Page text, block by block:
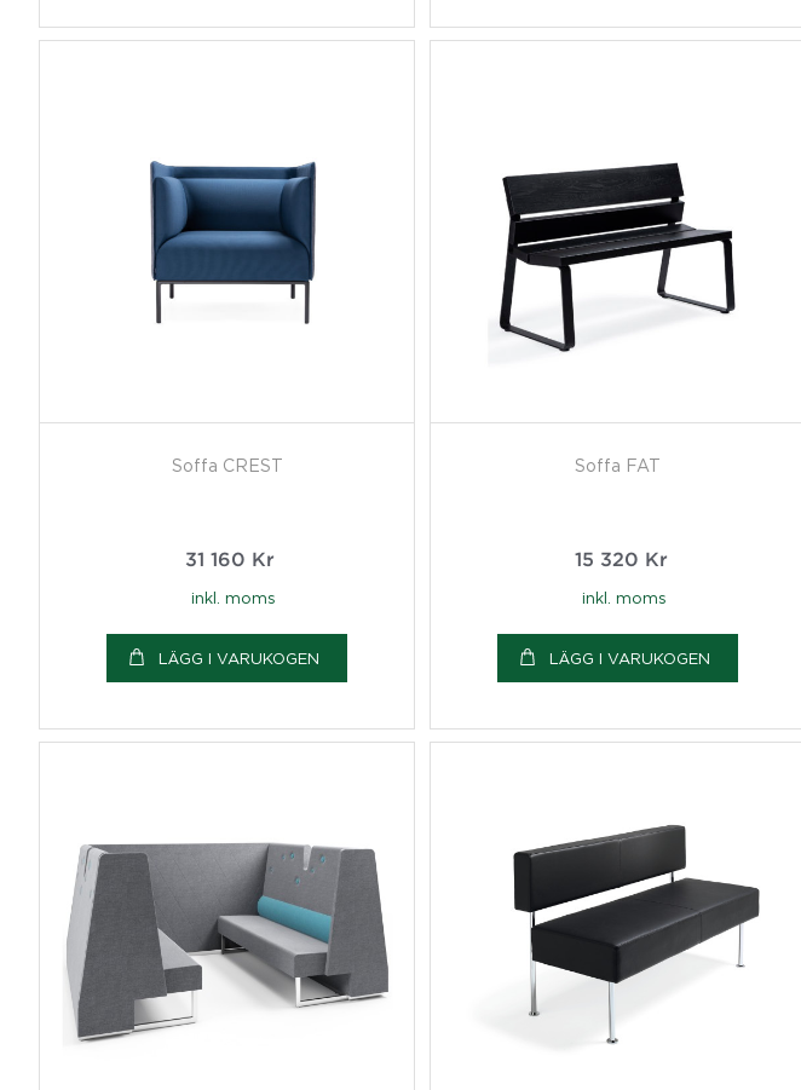
Soffa CREST
31 160 Kr
inkl. moms
LÄGG I VARUKOGEN
Soffa FAT
15 320 Kr
inkl. moms
LÄGG I VARUKOGEN